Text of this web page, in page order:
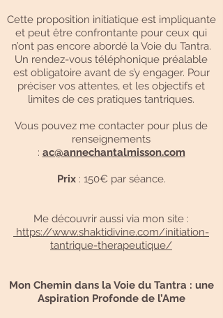
Cette proposition initiatique est impliquante
et peut être confrontante pour ceux qui
n’ont pas encore abordé la Voie du Tantra.
Un rendez-vous téléphonique préalable
est obligatoire avant de s’y engager. Pour
préciser vos attentes, et les objectifs et
limites de ces pratiques tantriques.
Vous pouvez me contacter pour plus de
renseignements
: ac@annechantalmisson.com
Prix : 150€ par séance.
Me découvrir aussi via mon site :
https://www.shaktidivine.com/initiation-
tantrique-therapeutique/
Mon Chemin dans la Voie du Tantra : une
Aspiration Profonde de l’Ame